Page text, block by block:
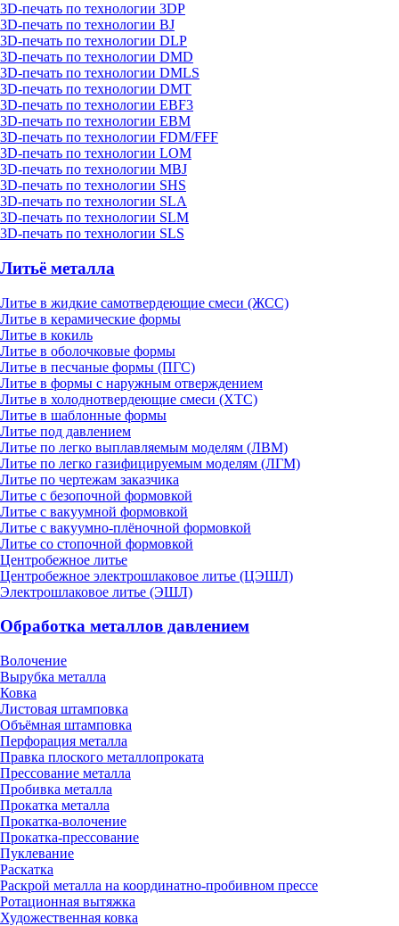
3D-печать по технологии 3DP
3D-печать по технологии BJ
3D-печать по технологии DLP
3D-печать по технологии DMD
3D-печать по технологии DMLS
3D-печать по технологии DMT
3D-печать по технологии EBF3
3D-печать по технологии EBM
3D-печать по технологии FDM/FFF
3D-печать по технологии LOM
3D-печать по технологии MBJ
3D-печать по технологии SHS
3D-печать по технологии SLA
3D-печать по технологии SLM
3D-печать по технологии SLS
Литьё металла
Литье в жидкие самотвердеющие смеси (ЖСС)
Литье в керамические формы
Литье в кокиль
Литье в оболочковые формы
Литье в песчаные формы (ПГС)
Литье в формы с наружным отверждением
Литье в холоднотвердеющие смеси (ХТС)
Литье в шаблонные формы
Литье под давлением
Литье по легко выплавляемым моделям (ЛВМ)
Литье по легко газифицируемым моделям (ЛГМ)
Литье по чертежам заказчика
Литье с безопочной формовкой
Литье с вакуумной формовкой
Литье с вакуумно-плёночной формовкой
Литье со стопочной формовкой
Центробежное литье
Центробежное электрошлаковое литье (ЦЭШЛ)
Электрошлаковое литье (ЭШЛ)
Обработка металлов давлением
Волочение
Вырубка металла
Ковка
Листовая штамповка
Объёмная штамповка
Перфорация металла
Правка плоского металлопроката
Прессование металла
Пробивка металла
Прокатка металла
Прокатка-волочение
Прокатка-прессование
Пуклевание
Раскатка
Раскрой металла на координатно-пробивном прессе
Ротационная вытяжка
Художественная ковка